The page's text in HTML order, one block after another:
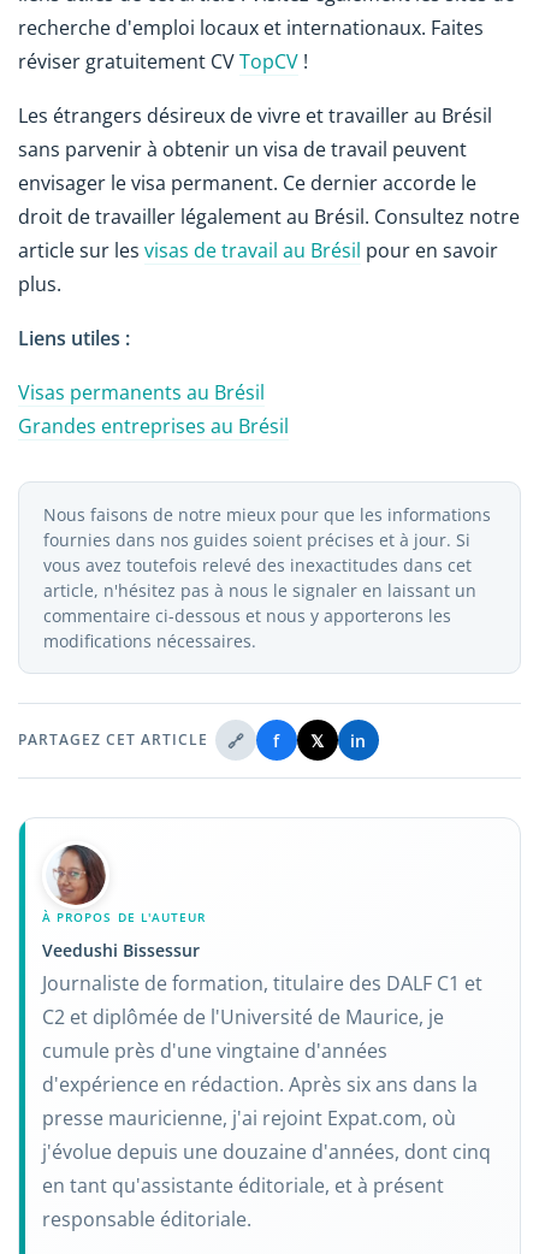
recherche d'emploi locaux et internationaux. Faites
réviser gratuitement CVTopCV !
Les étrangers désireux de vivre et travailler au Brésil
sans parvenir à obtenir un visa de travail peuvent
envisager le visa permanent. Ce dernier accorde le
droit de travailler légalement au Brésil. Consultez notre
article sur les visas de travail au Brésil pour en savoir
plus.
Liens utiles :
Visas permanents au Brésil
Grandes entreprises au Brésil
Nous faisons de notre mieux pour que les informations
fournies dans nos guides soient précises et à jour. Si
vous avez toutefois relevé des inexactitudes dans cet
article, n'hésitez pas à nous le signaler en laissant un
commentaire ci-dessous et nous y apporterons les
modifications nécessaires.
PARTAGEZ CET ARTICLE 🔗 f 𝕏 in
À PROPOS DE L'AUTEUR
Veedushi Bissessur
Journaliste de formation, titulaire des DALF C1 et
C2 et diplômée de l'Université de Maurice, je
cumule près d'une vingtaine d'années
d'expérience en rédaction. Après six ans dans la
presse mauricienne, j'ai rejoint Expat.com, où
j'évolue depuis une douzaine d'années, dont cinq
en tant qu'assistante éditoriale, et à présent
responsable éditoriale.